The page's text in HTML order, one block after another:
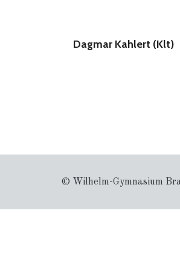
Dagmar Kahlert (Klt)
© Wilhelm-Gymnasium